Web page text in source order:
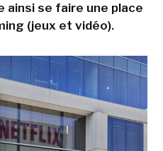
se faire une place
(jeux et vidéo).